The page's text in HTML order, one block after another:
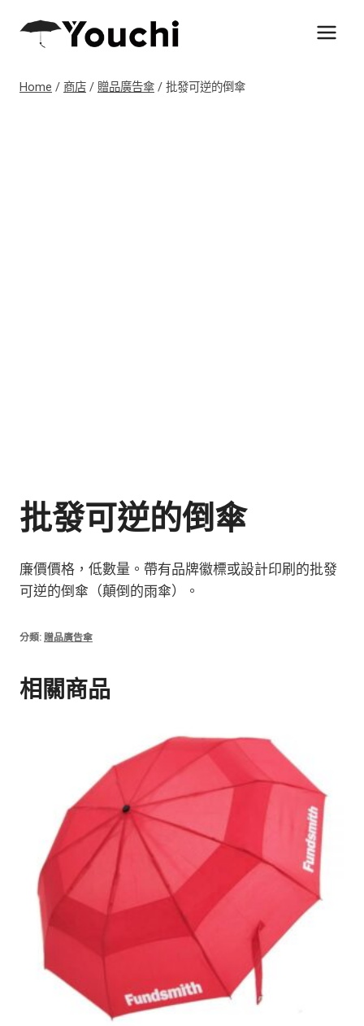
Home / 商店 / 贈品廣告傘 / 批發可逆的倒傘
批發可逆的倒傘
廉價價格，低數量。帶有品牌徽標或設計印刷的批發
可逆的倒傘（顛倒的雨傘）。
分類: 贈品廣告傘
相關商品